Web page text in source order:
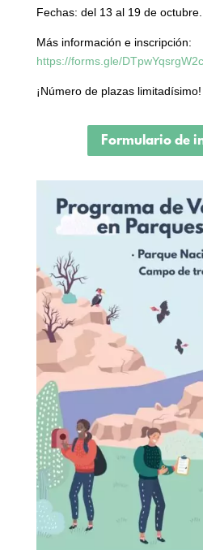
Fechas: del 13 al 19 de octubre.
Más información e inscripción:
https://forms.gle/
¡Número de plazas limitadísimo!
Formulario de